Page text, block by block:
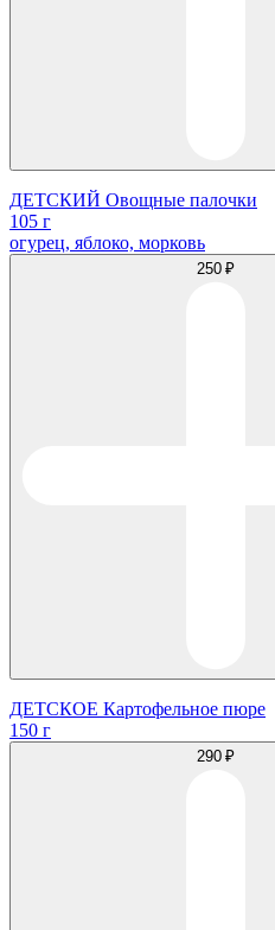
ДЕТСКИЙ Овощные палочки
105 г
огурец, яблоко, морковь
250 ₽
ДЕТСКОЕ Картофельное пюре
150 г
290 ₽